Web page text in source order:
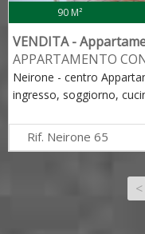
90 M²
VENDITA -
APPARTAMENTO
Neirone - centro
ingresso, soggiorno,
Rif. Neirone 65
<